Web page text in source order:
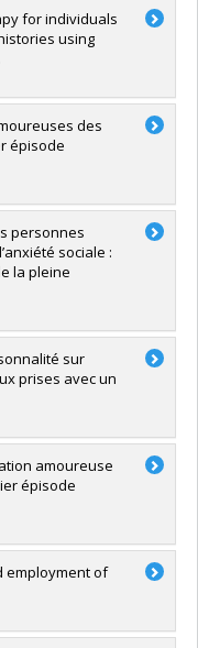
for individuals
using
des
épisode
personnes
sociale :
la pleine
sur
prises avec un
amoureuse
épisode
employment of